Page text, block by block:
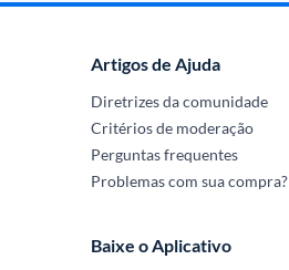
Artigos de Ajuda
Diretrizes da comunidade
Critérios de moderação
Perguntas frequentes
Problemas com sua compra?
Baixe o Aplicativo